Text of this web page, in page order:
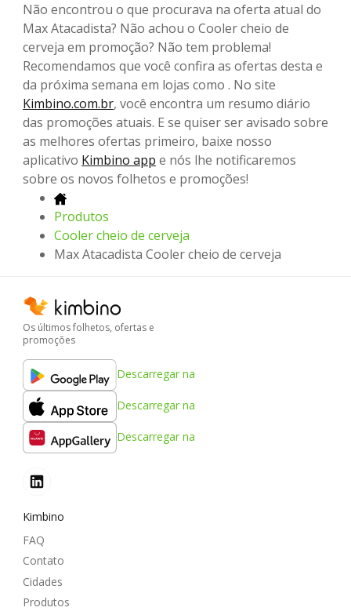
Não encontrou o que procurava na oferta atual do
Max Atacadista? Não achou o Cooler cheio de
cerveja em promoção? Não tem problema!
Recomendamos que você confira as ofertas desta e
da próxima semana em lojas como . No site
Kimbino.com.br, você encontra um resumo diário
das promoções atuais. E se quiser ser avisado sobre
as melhores ofertas primeiro, baixe nosso
aplicativo Kimbino app e nós lhe notificaremos
sobre os novos folhetos e promoções!
Produtos
Cooler cheio de cerveja
Max Atacadista Cooler cheio de cerveja
Os últimos folhetos, ofertas e
promoções
Descarregar na
Descarregar na
Descarregar na
Kimbino
FAQ
Contato
Cidades
Produtos